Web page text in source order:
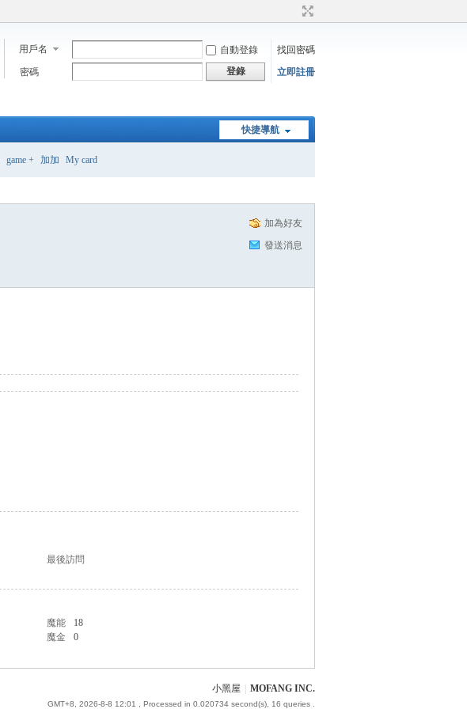
用戶名 自動登錄
找回密碼
密碼
登錄 立即註冊
快捷導航
game + 加加 My card
加為好友
發送消息
最後訪問
魔能
18
魔金 0
小黑屋 MOFANG INC.
GMT+8, 2026-8-8 12:01 , Processed in 0.020734 second(s), 16 queries .